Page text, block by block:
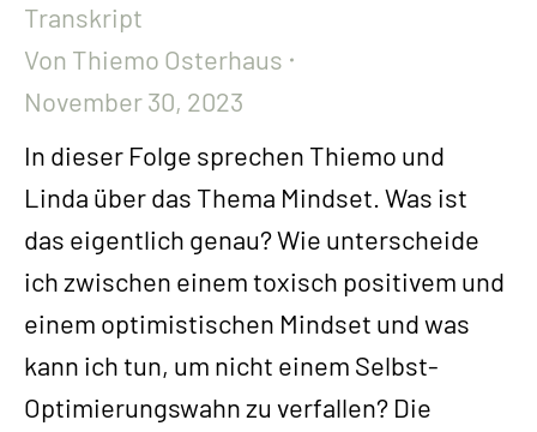
Transkript
Von Thiemo Osterhaus
November 30, 2023
In dieser Folge sprechen Thiemo und
Linda über das Thema Mindset. Was ist
das eigentlich genau? Wie unterscheide
ich zwischen einem toxisch positivem und
einem optimistischen Mindset und was
kann ich tun, um nicht einem Selbst-
Optimierungswahn zu verfallen? Die